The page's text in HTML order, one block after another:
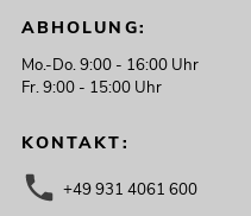
ABHOLUNG:
Mo.-Do. 9:00 - 16:00 Uhr
Fr. 9:00 - 15:00 Uhr
KONTAKT:
+49 931 4061 600